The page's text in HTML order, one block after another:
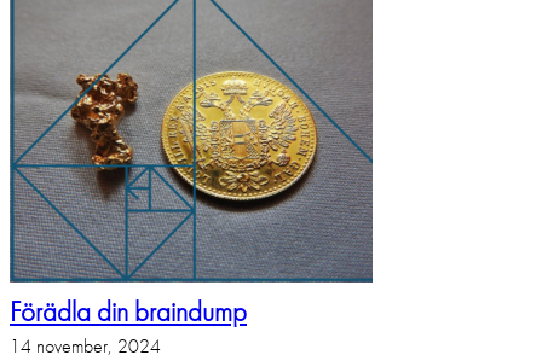
Förädla din braindump
14 november, 2024